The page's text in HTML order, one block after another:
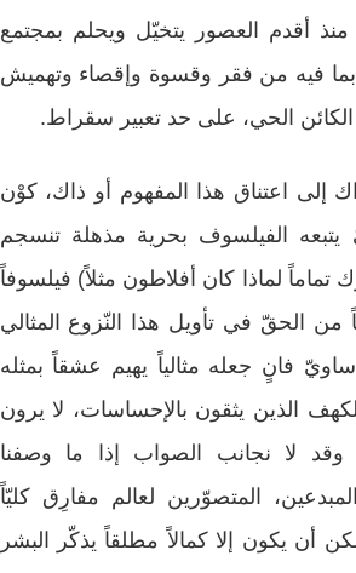
منذ أقدم العصور يتخيّل ويحلم بمجتمع
بما فيه من فقر وقسوة وإقصاء وتهميش
الكائن الحي، على حد تعبير سقراط.
إلى اعتناق هذا المفهوم أو ذاك، كوْن
الفيلسوف بحرية مذهلة تنسجم
تماماً لماذا كان أفلاطون مثلاً) فيلسوفاً
من الحقّ في تأويل هذا النّزوع المثالي
فانٍ جعله مثالياً يهيم عشقاً بمثله
الذين يثقون بالإحساسات، لا يرون
أشباحاً وخيالات يظنّون أنها حقائق)(1). وقد لا نجانب الصواب إذا ما وصفنا
أهمّ المبدعين، المتصوّرين لعالم مفارِق كليّاً
أن يكون إلا كمالاً مطلقاً يذكّر البشر